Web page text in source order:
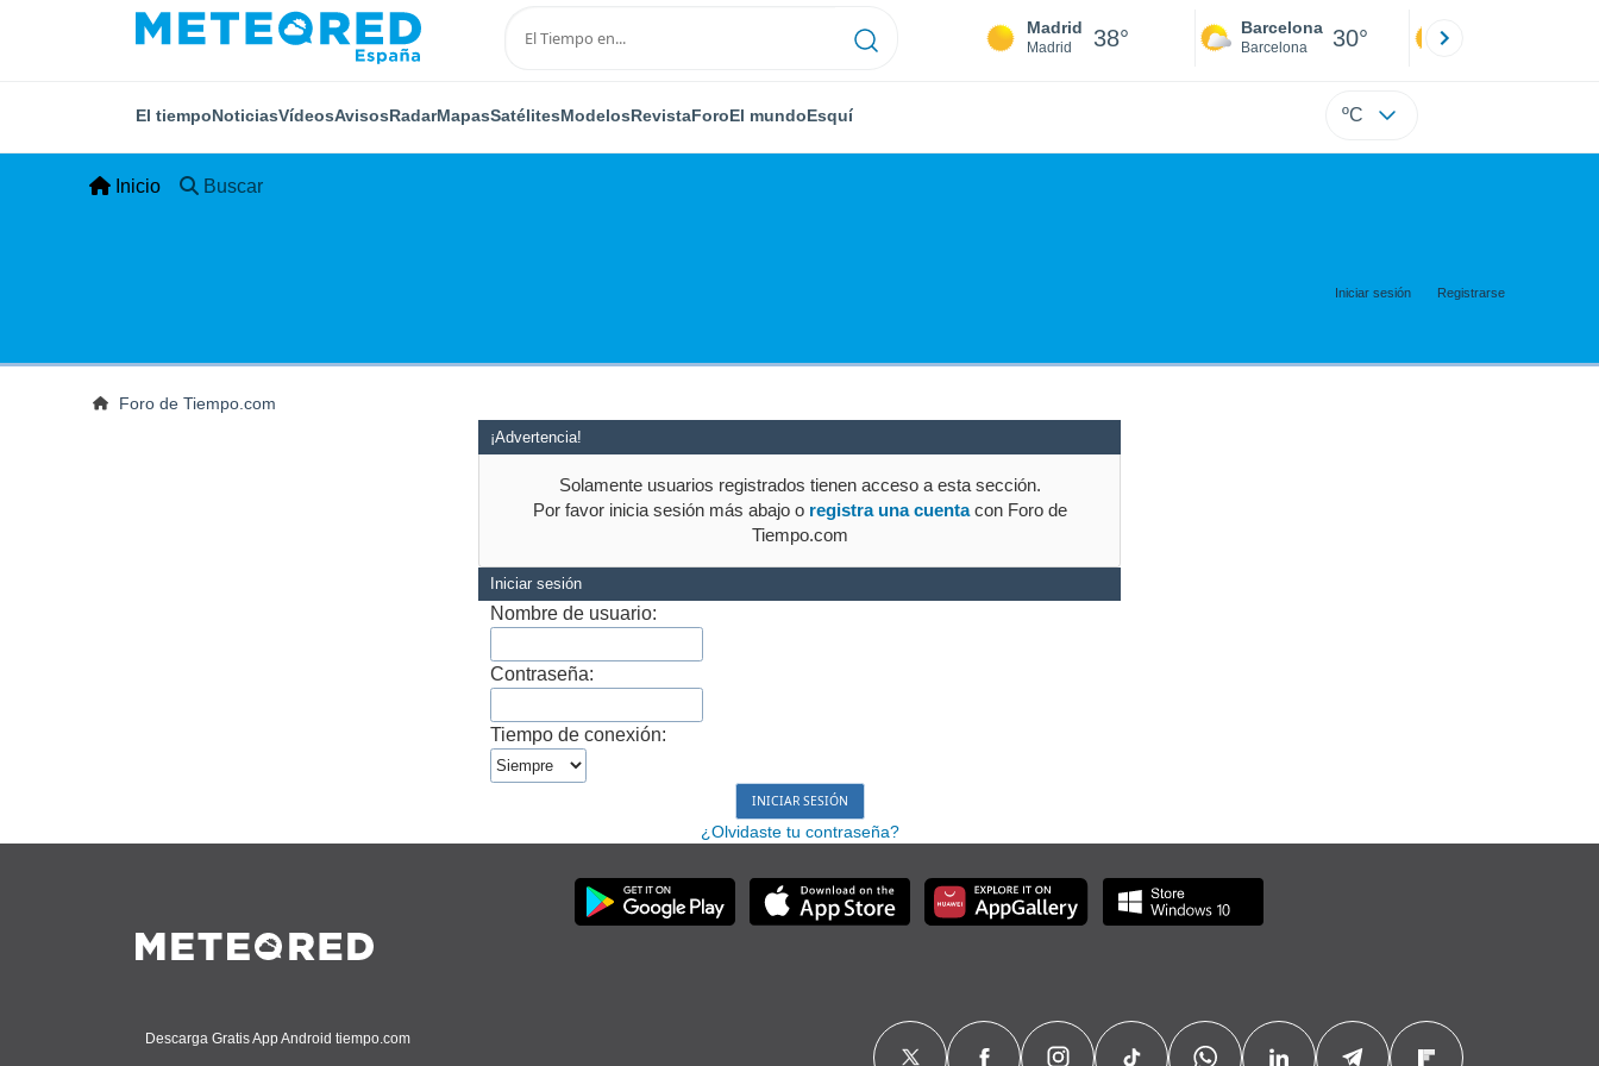
Madrid
Madrid 38° Barcelona
Barcelona 30°
El tiempoNoticiasVídeosAvisosRadarMapasSatélitesModelosRevistaForoEl mundoEsquí ºC
Inicio Buscar
Iniciar sesión Registrarse
Foro de Tiempo.com
¡Advertencia!
Solamente usuarios registrados tienen acceso a esta sección.
Por favor inicia sesión más abajo o registra una cuentacon Foro de
Tiempo.com
Iniciar sesión
Nombre de usuario:
Contraseña:
Tiempo de conexión:
¿Olvidaste tu contraseña?
Descarga Gratis App Android tiempo.com